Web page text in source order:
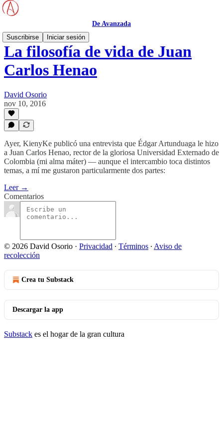
De Avanzada
Suscribirse
Iniciar sesión
La filosofía de vida de Juan
Carlos Henao
David Osorio
nov 10, 2016
Ayer, KienyKe publicó una entrevista que Édgar Artunduaga le hizo
a Juan Carlos Henao, rector de la gloriosa Universidad Externado de
Colombia (mi alma máter) — aunque el intercambio toca distintos
temas, a mí me gustaron particularmente dos partes:
Leer →
Comentarios
© 2026 David Osorio · Privacidad ∙ Términos ∙ Aviso de
recolección
Crea tu Substack
Descargar la app
Substack es el hogar de la gran cultura